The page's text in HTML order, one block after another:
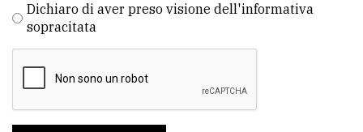
Dichiaro di aver preso visione dell'informativa
sopracitata